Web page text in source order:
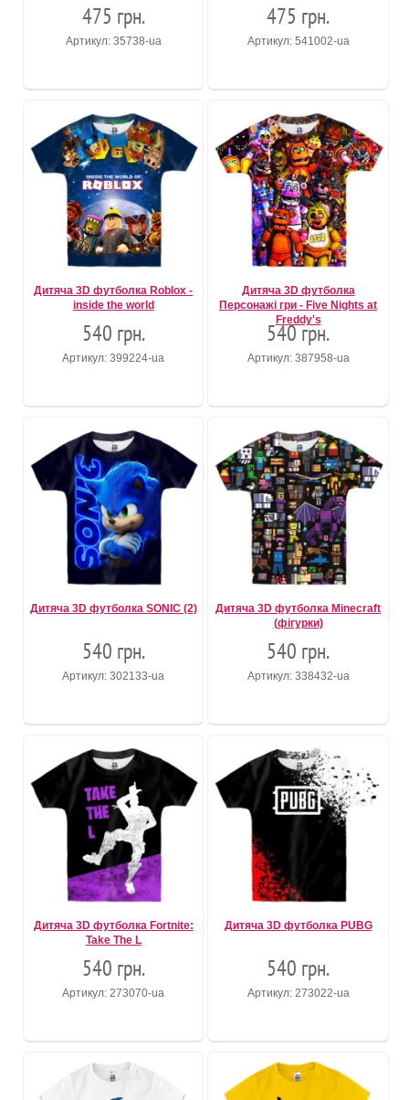
475 грн.
Артикул: 35738-ua
475 грн.
Артикул: 541002-ua
Дитяча 3D футболка Roblox -
inside the world
540 грн.
Артикул: 399224-ua
Дитяча 3D футболка
Персонажі гри - Five Nights at
Freddy's
540 грн.
Артикул: 387958-ua
Дитяча 3D футболка SONIC (2)
540 грн.
Артикул: 302133-ua
Дитяча 3D футболка Minecraft
(фігурки)
540 грн.
Артикул: 338432-ua
Дитяча 3D футболка Fortnite:
Take The L
540 грн.
Артикул: 273070-ua
Дитяча 3D футболка PUBG
540 грн.
Артикул: 273022-ua